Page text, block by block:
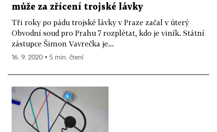
může za zřícení trojské lávky
Tři roky po pádu trojské lávky v Praze začal v úterý
Obvodní soud pro Prahu 7 rozplétat, kdo je viník. Státní
zástupce Šimon Vavrečka je...
16. 9. 2020 ▪ 5 min. čtení